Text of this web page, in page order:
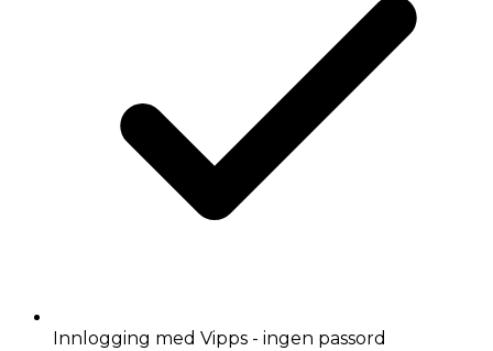
Innlogging med Vipps - ingen passord